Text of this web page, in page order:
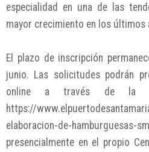
especialidad en una de las
mayor crecimiento en los últimos
El plazo de inscripción
junio. Las solicitudes podrán
online a través de la
https://
elaboracion-de-
presencialmente en el propio